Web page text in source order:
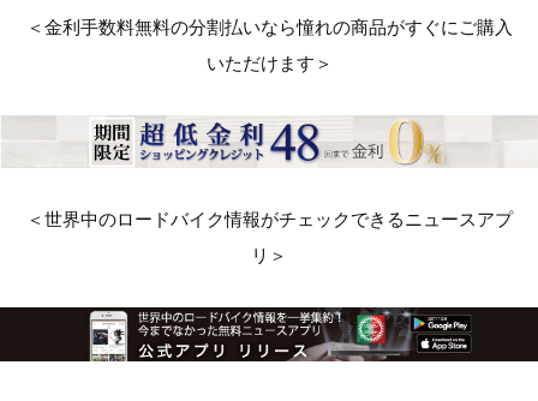
＜金利手数料無料の分割払いなら憧れの商品がすぐにご購入
いただけます＞
＜世界中のロードバイク情報がチェックできるニュースアプ
リ＞